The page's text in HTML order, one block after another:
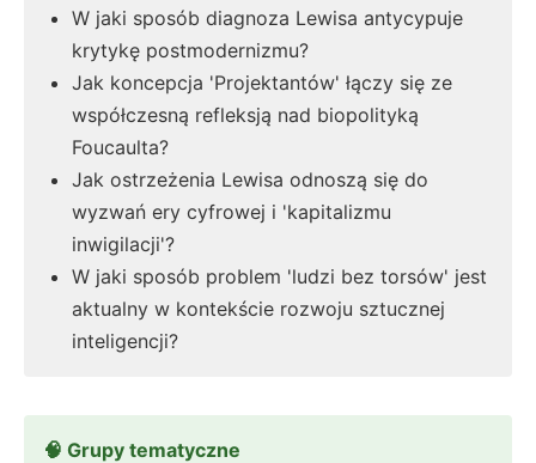
W jaki sposób diagnoza Lewisa antycypuje
krytykę postmodernizmu?
Jak koncepcja 'Projektantów' łączy się ze
współczesną refleksją nad biopolityką
Foucaulta?
Jak ostrzeżenia Lewisa odnoszą się do
wyzwań ery cyfrowej i 'kapitalizmu
inwigilacji'?
W jaki sposób problem 'ludzi bez torsów' jest
aktualny w kontekście rozwoju sztucznej
inteligencji?
🧠 Grupy tematyczne